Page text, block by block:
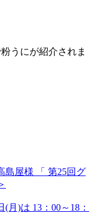
うにが紹介されま
島屋様 「 第25回グ
月)は 13：00～18：